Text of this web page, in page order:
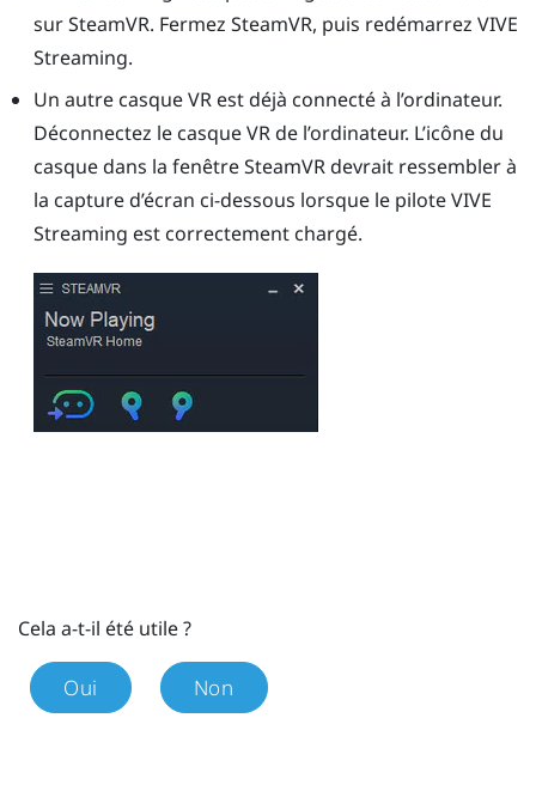
surSteamVR. Fermez SteamVR, puis redémarrez VIVE
Streaming.
Un autre casque VR est déjà connecté à l’ordinateur.
Déconnectez le casque VR de l’ordinateur. L’icône du
casque dans la fenêtreSteamVRdevrait ressembler à
la capture d’écran ci-dessous lorsque le piloteVIVE
Streaming est correctement chargé.
Cela a-t-il été utile ?
Oui Non